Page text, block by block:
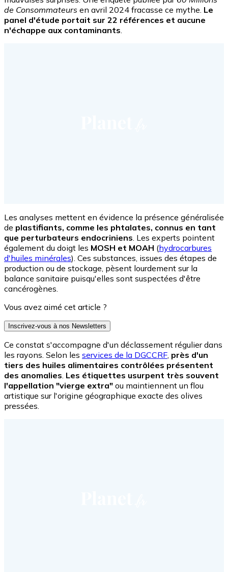
de Consommateurs en avril 2024 fracasse ce mythe. Le
panel d'étude portait sur 22 références et aucune
n'échappe aux contaminants
Les analyses mettent en évidence la présence généralisée
de plastifiants, comme les phtalates, connus en tant
que perturbateurs endocriniens . Les experts pointent
également du doigt les MOSH et MOAH (hydrocarbures
d'huiles minérales). Ces substances, issues des étapes de
production ou de stockage, pèsent lourdement sur la
balance sanitaire puisqu'elles sont suspectées d'être
cancérogènes.
Vous avez aimé cet article ?
Inscrivez-vous à nos Newsletters
Ce constat s'accompagne d'un déclassement régulier dans
les rayons. Selon les services de la DGCCRF près d'un
tiers des huiles alimentaires contrôlées présentent
des anomalies Les étiquettes usurpent très souvent
l'appellation "vierge extra" ou maintiennent un flou
artistique sur l'origine géographique exacte des olives
pressées.